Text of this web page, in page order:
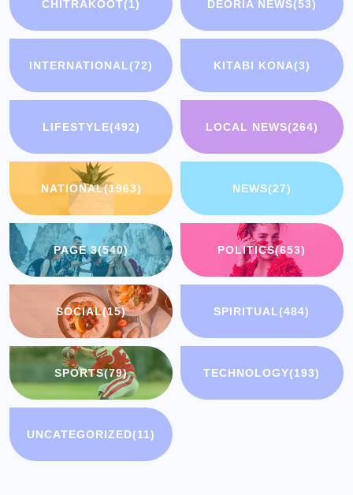
CHITRAKOOT(1) DEORIA NEWS(53)
INTERNATIONAL(72) KITABI KONA(3)
LIFESTYLE(492) LOCAL NEWS(264)
NATIONAL(1963) NEWS(27)
PAGE 3(540) POLITICS(653)
SOCIAL(15) SPIRITUAL(484)
SPORTS(79) TECHNOLOGY(193)
UNCATEGORIZED(11)